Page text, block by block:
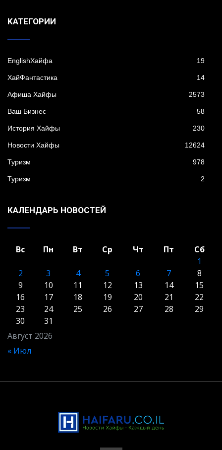
KАТЕГОРИИ
EnglishХайфа 19
XайФантастика 14
Афиша Хайфы 2573
Ваш Бизнес 58
История Хайфы 230
Новости Хайфы 12624
Туризм 978
Туризм 2
КАЛЕНДАРЬ НОВОСТЕЙ
Август 2026
Вс Пн Вт Ср Чт Пт
Сб
1
2
3 4 5 6 7
8
9
10 11 12 13 14
15
16
17 18 19 20 21
22
23
24 25 26 27 28
29
30
31
« Июл